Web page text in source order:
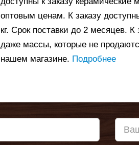
оптовым ценам. К заказу
кг. Срок поставки до 2 месяцев. К
даже массы, которые не
нашем магазине. Подробнее